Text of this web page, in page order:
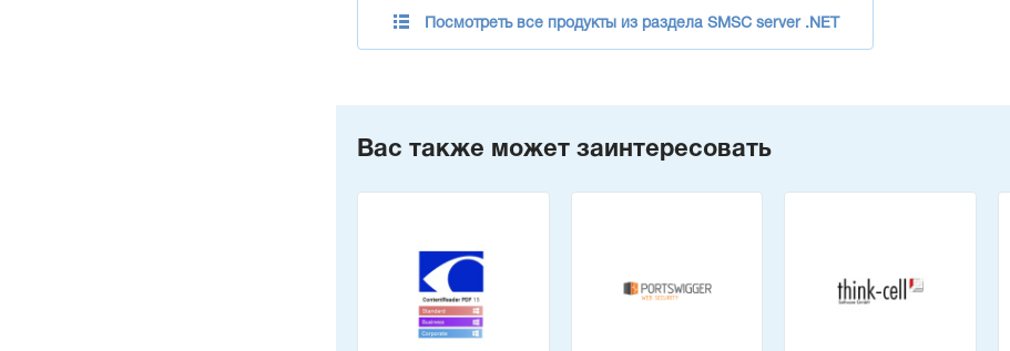
Посмотреть все продукты из раздела SMSC server .NET
Вас также может заинтересовать